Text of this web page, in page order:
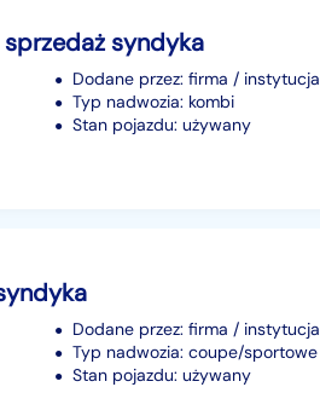
syndyka
Dodane przez: firma / instytucja
Typ nadwozia: kombi
Stan pojazdu: używany
Dodane przez: firma / instytucja
Typ nadwozia: coupe/sportowe
Stan pojazdu: używany